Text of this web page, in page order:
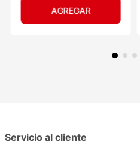
Servicio al cliente